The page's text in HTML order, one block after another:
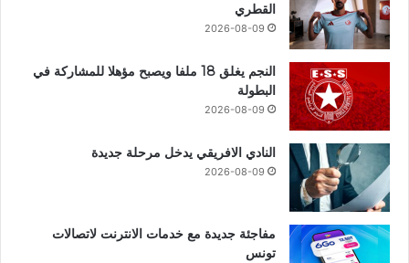
القطري
2026-08-09
النجم يغلق 18 ملفا ويصبح مؤهلا للمشاركة في
البطولة
2026-08-09
النادي الافريقي يدخل مرحلة جديدة
2026-08-09
مفاجئة جديدة مع خدمات الانترنت لاتصالات
تونس